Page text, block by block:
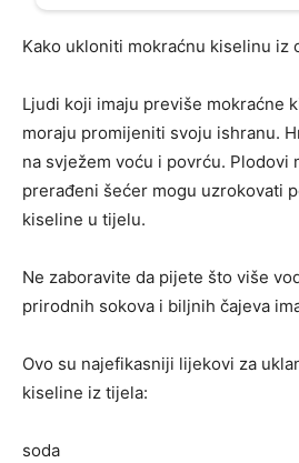
Kako ukloniti mokraćnu kiselinu iz
Ljudi koji imaju previše mokraćne
moraju promijeniti svoju ishranu.
na svježem voću i povrću. Plodovi
prerađeni šećer mogu uzrokovati
kiseline u tijelu.
Ne zaboravite da pijete što više
prirodnih sokova i biljnih čajeva
Ovo su najefikasniji lijekovi za
kiseline iz tijela:
soda